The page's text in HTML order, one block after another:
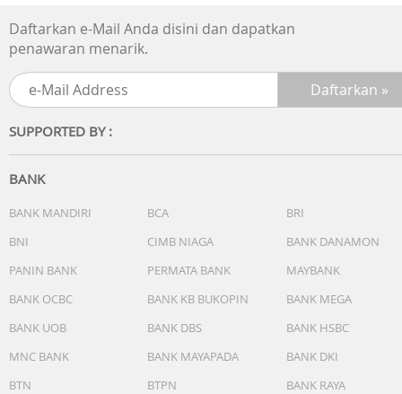
Daftarkan e-Mail Anda disini dan dapatkan
penawaran menarik.
SUPPORTED BY :
BANK
BANK MANDIRI BCA
BRI
BNI
CIMB NIAGA
BANK DANAMON
PANIN BANK
PERMATA BANK
MAYBANK
BANK OCBC
BANK KB BUKOPIN
BANK MEGA
BANK UOB
BANK DBS
BANK HSBC
MNC BANK
BANK MAYAPADA
BANK DKI
BTN
BTPN BANK RAYA